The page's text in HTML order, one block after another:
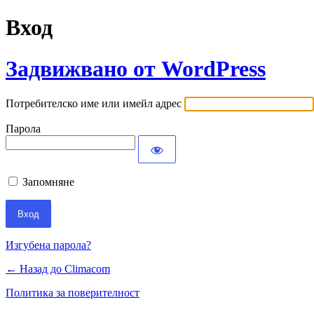
Вход
Задвижвано от WordPress
Потребителско име или имейл адрес
Парола
Запомняне
Изгубена парола?
← Назад до Climacom
Политика за поверителност